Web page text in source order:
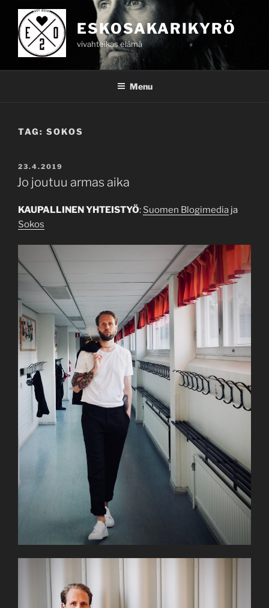
content
ESKOSAKARIKYRÖ
vivahteikas elämä
Menu
TAG: SOKOS
POSTED
ON
23.4.2019
Jo joutuu armas aika
KAUPALLINEN YHTEISTYÖ: Suomen Blogimedia ja
Sokos